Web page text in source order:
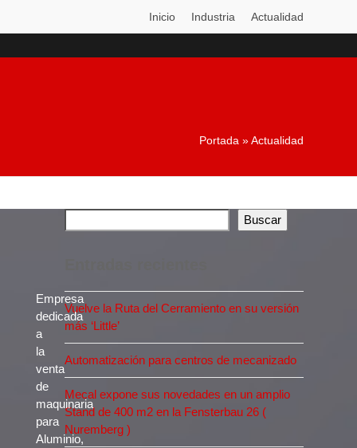
Inicio Industria Actualidad
Portada »Actualidad
Buscar
Vuelve la Ruta del Cerramiento en su versión
más ‘Little’
Automatización para centros de mecanizado
Mecal expone sus novedades en un amplio
Stand de 400 m2 en la Fensterbau 26 (
Nuremberg )
Empresa
dedicada
a
la
venta
de
maquinaria
para
Aluminio,